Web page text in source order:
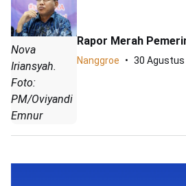
Nova
Iriansyah.
Foto:
PM/Oviyandi
Emnur
Rapor Merah
Nanggroe 30 Agustus